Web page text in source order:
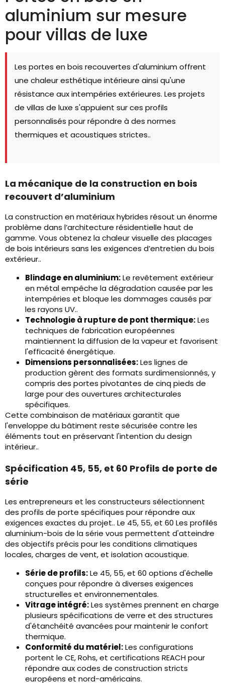
aluminium sur mesure
pour villas de luxe
Les portes en bois recouvertes d'aluminium offrent
une chaleur esthétique intérieure ainsi qu'une
résistance aux intempéries extérieures. Les projets
de villas de luxe s'appuient sur ces profils
personnalisés pour répondre à des normes
thermiques et acoustiques strictes..
La mécanique de la construction en bois
recouvert d’aluminium
La construction en matériaux hybrides résout un énorme
problème dans l’architecture résidentielle haut de
gamme. Vous obtenez la chaleur visuelle des placages
de bois intérieurs sans les exigences d’entretien du bois
extérieur..
Blindage en aluminium:Le revêtement extérieur
en métal empêche la dégradation causée par les
intempéries et bloque les dommages causés par
les rayons UV..
Technologie à rupture de pont thermique:Les
techniques de fabrication européennes
maintiennent la diffusion de la vapeur et favorisent
l'efficacité énergétique.
Dimensions personnalisées:Les lignes de
production gèrent des formats surdimensionnés, y
compris des portes pivotantes de cinq pieds de
large pour des ouvertures architecturales
spécifiques.
Cette combinaison de matériaux garantit que
l'enveloppe du bâtiment reste sécurisée contre les
éléments tout en préservant l'intention du design
intérieur..
Spécification 45, 55, et 60 Profils de porte de
série
Les entrepreneurs et les constructeurs sélectionnent
des profils de porte spécifiques pour répondre aux
exigences exactes du projet.. Le 45, 55, et 60 Les profilés
aluminium-bois de la série vous permettent d'atteindre
des objectifs précis pour les conditions climatiques
locales, charges de vent, et isolation acoustique.
Série de profils:Le 45, 55, et 60 options d'échelle
conçues pour répondre à diverses exigences
structurelles et environnementales.
Vitrage intégré:Les systèmes prennent en charge
plusieurs spécifications de verre et des structures
d'étanchéité avancées pour maintenir le confort
thermique.
Conformité du matériel:Les configurations
portent le CE, Rohs, et certifications REACH pour
répondre aux codes de construction stricts
européens et nord-américains.